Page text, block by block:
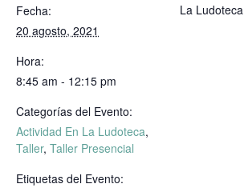
Fecha:
20 agosto, 2021
Hora:
8:45 am - 12:15 pm
Categorías del Evento:
Actividad En La Ludoteca,
Taller, Taller Presencial
Etiquetas del Evento:
La Ludoteca